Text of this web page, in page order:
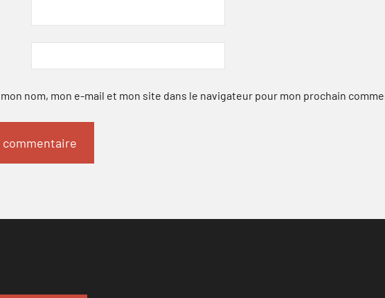
nom, mon e-mail et mon site dans le navigateur pour mon prochain